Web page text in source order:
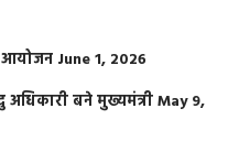
आयोजन June 1, 2026
बने मुख्यमंत्रीMay 9,